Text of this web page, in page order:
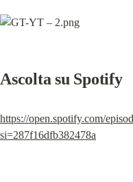
Ascolta su Spotify
https://open.spotify.com/
si=287f16dfb382478a